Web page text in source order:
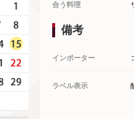
合う料理
備考
インポーター
ラベル表示